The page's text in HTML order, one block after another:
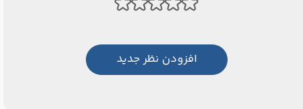
افزودن نظر جدید